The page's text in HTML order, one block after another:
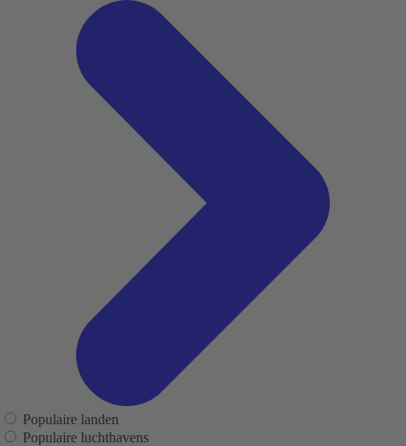
Populaire landen
Populaire luchthavens